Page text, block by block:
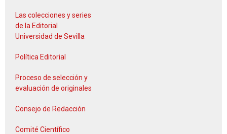
Las colecciones y series
de la Editorial
Universidad de Sevilla
Política Editorial
Proceso de selección y
evaluación de originales
Consejo de Redacción
Comité Científico